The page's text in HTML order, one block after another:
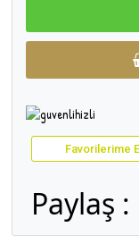
Favorilerime
Paylaş :